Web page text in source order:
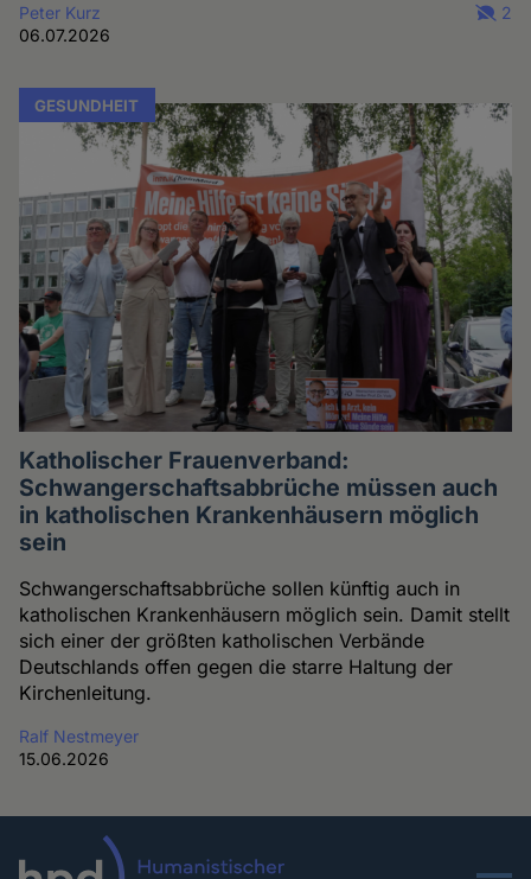
Peter Kurz
06.07.2026
2
GESUNDHEIT
Katholischer Frauenverband:
Schwangerschaftsabbrüche müssen auch
in katholischen Krankenhäusern möglich
sein
Schwangerschaftsabbrüche sollen künftig auch in
katholischen Krankenhäusern möglich sein. Damit stellt
sich einer der größten katholischen Verbände
Deutschlands offen gegen die starre Haltung der
Kirchenleitung.
Ralf Nestmeyer
15.06.2026